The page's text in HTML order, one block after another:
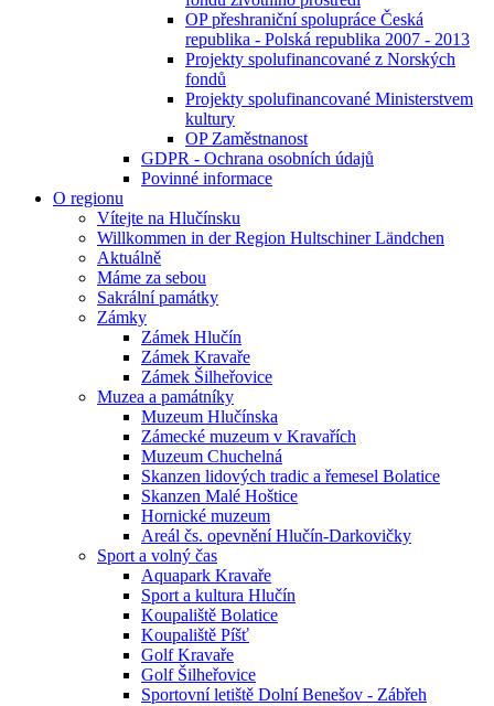
OP přeshraniční spolupráce Česká
republika - Polská republika 2007 - 2013
Projekty spolufinancované z Norských
fondů
Projekty spolufinancované Ministerstvem
kultury
OP Zaměstnanost
GDPR - Ochrana osobních údajů
Povinné informace
O regionu
Vítejte na Hlučínsku
Willkommen in der Region Hultschiner Ländchen
Aktuálně
Máme za sebou
Sakrální památky
Zámky
Zámek Hlučín
Zámek Kravaře
Zámek Šilheřovice
Muzea a památníky
Muzeum Hlučínska
Zámecké muzeum v Kravařích
Muzeum Chuchelná
Skanzen lidových tradic a řemesel Bolatice
Skanzen Malé Hoštice
Hornické muzeum
Areál čs. opevnění Hlučín-Darkovičky
Sport a volný čas
Aquapark Kravaře
Sport a kultura Hlučín
Koupaliště Bolatice
Koupaliště Píšť
Golf Kravaře
Golf Šilheřovice
Sportovní letiště Dolní Benešov - Zábřeh